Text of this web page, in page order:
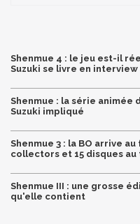
Shenmue 4 : le jeu est-il
Suzuki se livre en interview
Shenmue : la série animée
Suzuki impliqué
Shenmue 3 : la BO arrive
collectors et 15 disques au
Shenmue III : une grosse
qu'elle contient